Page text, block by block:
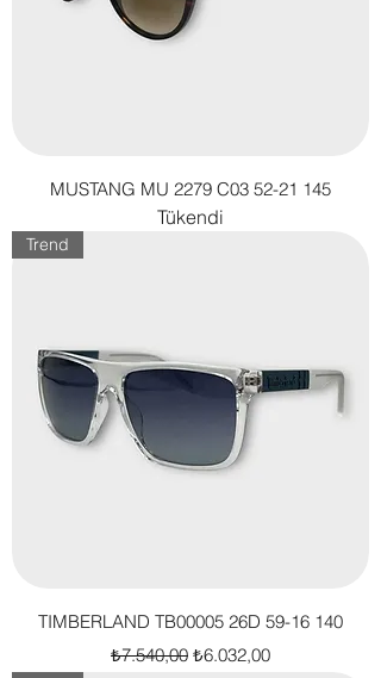
MUSTANG MU 2279 C03 52-21 145
Tükendi
Trend
TIMBERLAND TB00005 26D 59-16 140
Normal Fiyat
₺7.540,00 İndirimli Fiyat
₺6.032,00